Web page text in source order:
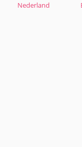
Nederland